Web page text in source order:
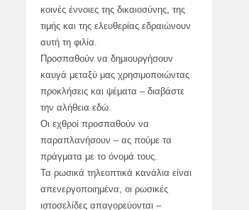
κοινές έννοιες της δικαιοσύνης, της
τιμής και της ελευθερίας εδραιώνουν
αυτή τη φιλία.
Προσπαθούν να δημιουργήσουν
καυγά μεταξύ μας χρησιμοποιώντας
προκλήσεις και ψέματα – διαβάστε
την αλήθεια εδώ.
Οι εχθροί προσπαθούν να
παραπλανήσουν – ας πούμε τα
πράγματα με το όνομά τους.
Τα ρωσικά τηλεοπτικά κανάλια είναι
απενεργοποιημένα, οι ρωσικές
ιστοσελίδες απαγορεύονται –